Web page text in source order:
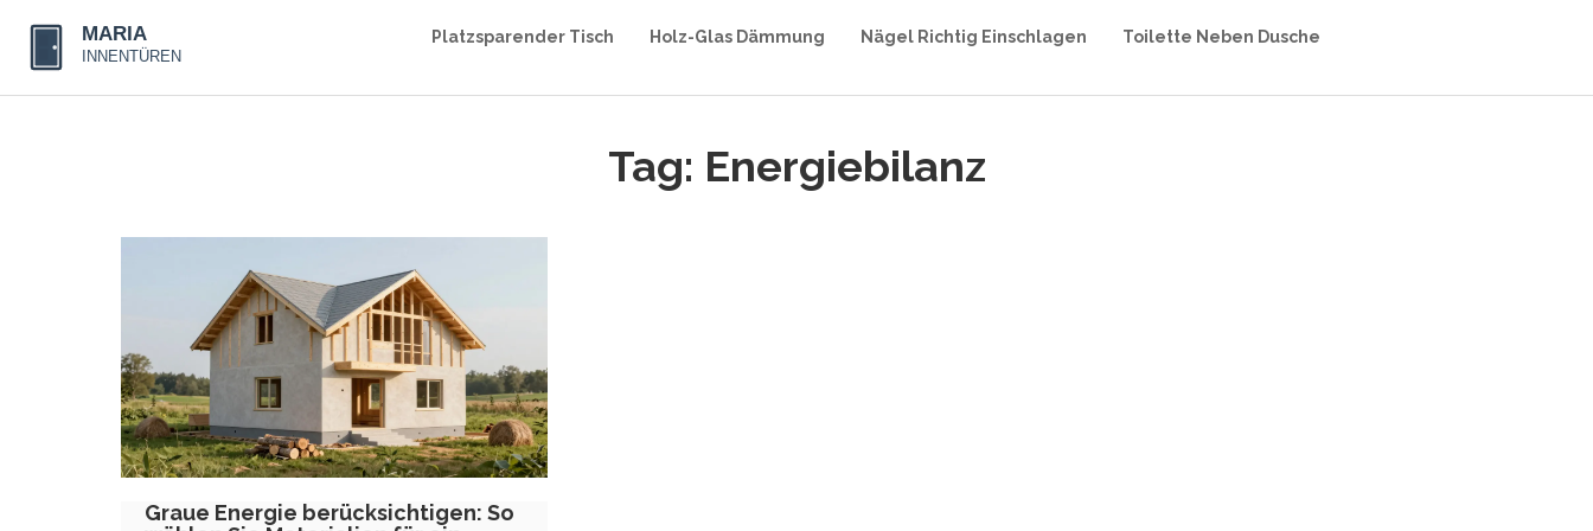
Platzsparender Tisch Holz-Glas Dämmung Nägel Richtig Einschlagen Toilette Neben Dusche
Tag: Energiebilanz
Graue Energie berücksichtigen: So